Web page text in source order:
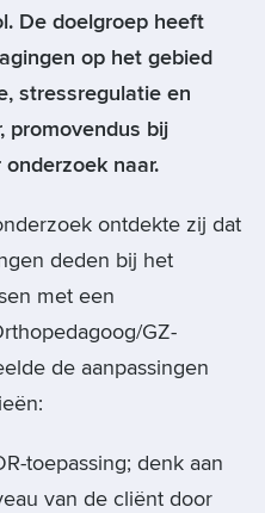
De doelgroep heeft
op het gebied
stressregulatie en
promovendus bij
naar.
ontdekte zij dat
deden bij het
met een
GZ-
de aanpassingen
toepassing; denk aan
van de cliënt door